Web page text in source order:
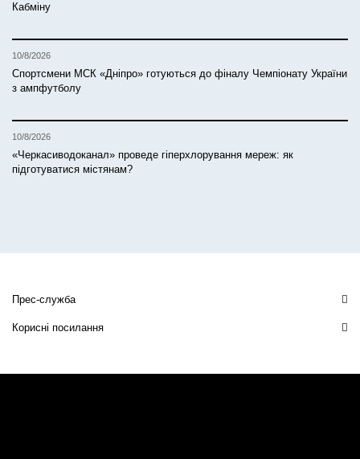
Кабміну
10/8/2026
Спортсмени МСК «Дніпро» готуються до фіналу Чемпіонату України
з ампфутболу
10/8/2026
«Черкасиводоканал» проведе гіперхлорування мереж: як
підготуватися містянам?
Прес-служба
Корисні посилання